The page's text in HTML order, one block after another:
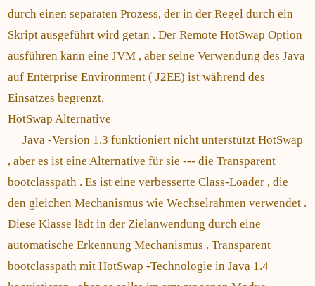
durch einen separaten Prozess, der in der Regel durch ein
Skript ausgeführt wird getan . Der Remote HotSwap Option
ausführen kann eine JVM , aber seine Verwendung des Java
auf Enterprise Environment ( J2EE) ist während des
Einsatzes begrenzt.
HotSwap Alternative
Java -Version 1.3 funktioniert nicht unterstützt HotSwap
, aber es ist eine Alternative für sie --- die Transparent
bootclasspath . Es ist eine verbesserte Class-Loader , die
den gleichen Mechanismus wie Wechselrahmen verwendet .
Diese Klasse lädt in der Zielanwendung durch eine
automatische Erkennung Mechanismus . Transparent
bootclasspath mit HotSwap -Technologie in Java 1.4